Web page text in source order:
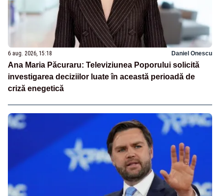
6 aug. 2026, 15:18 Daniel Onescu
Ana Maria Păcuraru: Televiziunea Poporului solicită
investigarea deciziilor luate în această perioadă de
criză enegetică